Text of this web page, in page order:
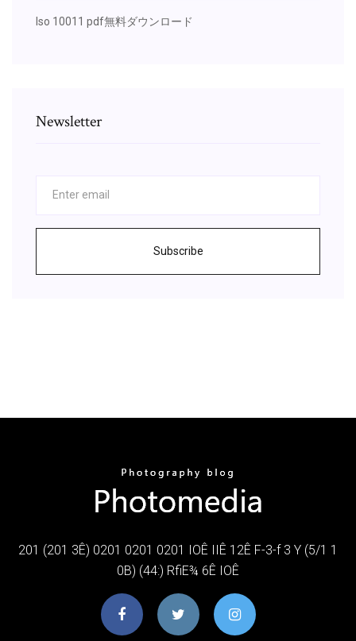
Iso 10011 pdf無料ダウンロード
Newsletter
Subscribe
201 (201 3Ê) 0201 0201 0201 IOÊ IIÊ 12Ê F-3-f 3 Y (5/1 1
0B) (44:) RfiE¾ 6Ê IOÊ